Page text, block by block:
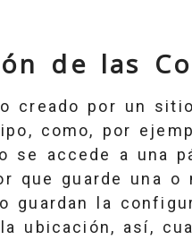
de las
creado por un
como, por
se accede a una
que guarde una o
guardan la
ubicación, así,